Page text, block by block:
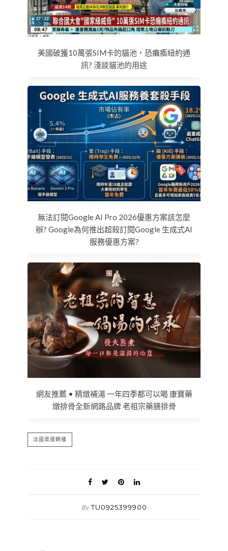
美國破獲10萬張SIM卡的貓池，恐癱瘓紐約通
訊? 淺談貓池的用途
無法訂閱Google AI Pro 2026優惠方案該怎麼
辦? Google為何推出超殺訂閱Google 生成式AI
服務優惠方案?
網友推薦 • 精燉補湯 一年四季都可以喝 康寶藥
燉排骨全新網路品牌 老祖宗藥膳排骨
法國奧運轉播
By TU0925399900